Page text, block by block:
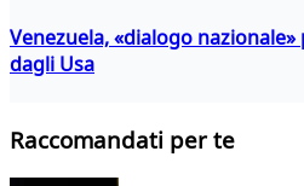
Venezuela, «dialogo
dagli Usa
Raccomandati per te